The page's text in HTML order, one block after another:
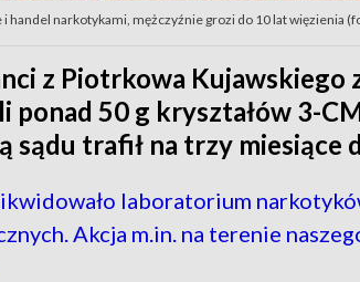
i handel narkotykami, mężczyźnie grozi do 10 lat więzienia
z Piotrkowa
ponad 50 g kryształów 3-
sądu trafił na trzy miesiące
laboratorium
Akcja m.in. na terenie